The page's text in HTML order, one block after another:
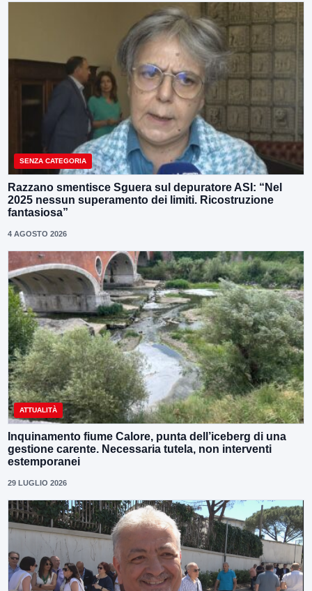
SENZA CATEGORIA
Razzano smentisce Sguera sul depuratore ASI: “Nel
2025 nessun superamento dei limiti. Ricostruzione
fantasiosa”
4 AGOSTO 2026
ATTUALITÀ
Inquinamento fiume Calore, punta dell’iceberg di una
gestione carente. Necessaria tutela, non interventi
estemporanei
29 LUGLIO 2026